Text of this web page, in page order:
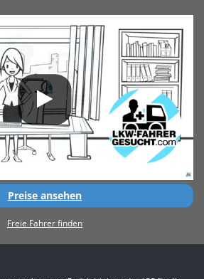
Preise ansehen
Freie Fahrer finden